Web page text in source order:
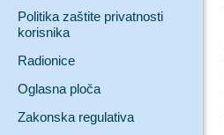
Politika zaštite privatnosti
korisnika
Radionice
Oglasna ploča
Zakonska regulativa